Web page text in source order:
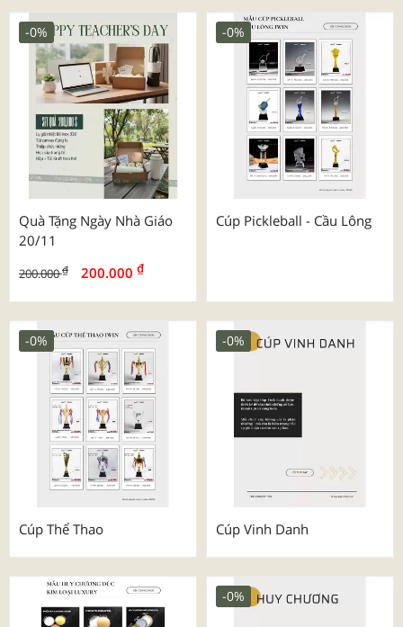
Quà Tặng Ngày Nhà Giáo
20/11
200.000₫ 200.000 ₫
-0%
Cúp Pickleball - Cầu Lông
-0%
Cúp Thể Thao
-0%
Cúp Vinh Danh
-0%
-0%